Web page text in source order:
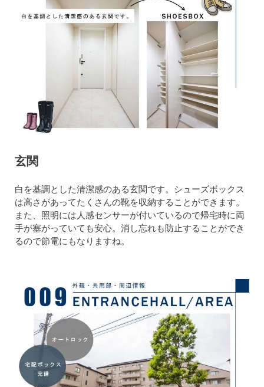
玄関
白を基調とした清潔感のある玄関です。シューズボックス
は高さがあってたくさんの靴を収納することができます。
また、照明には人感センサーが付いているので帰宅時に両
手が塞がっていても安心。消し忘れも防止することができ
るので節電にもなりますね。